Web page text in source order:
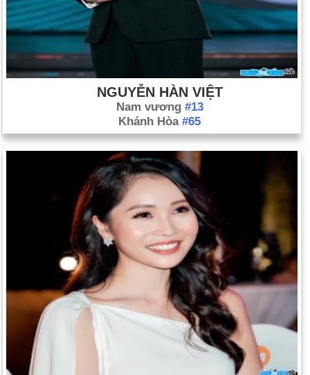
NGUYỄN HÀN VIỆT
Nam vương #13
Khánh Hòa #65